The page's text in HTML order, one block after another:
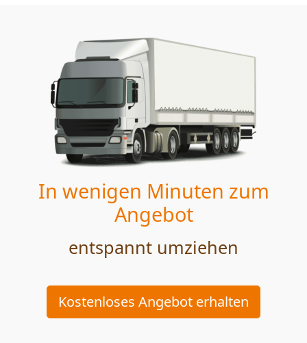
In wenigen Minuten zum
Angebot
entspannt umziehen
Kostenloses Angebot erhalten